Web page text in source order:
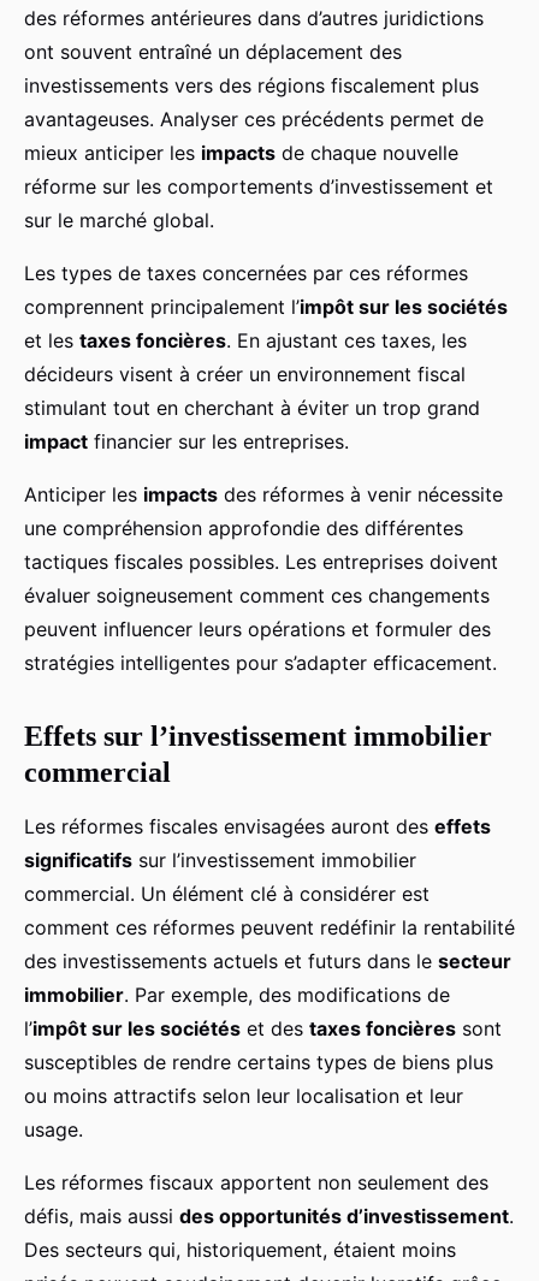
des réformes antérieures dans d’autres juridictions
ont souvent entraîné un déplacement des
investissements vers des régions fiscalement plus
avantageuses. Analyser ces précédents permet de
mieux anticiper les impacts de chaque nouvelle
réforme sur les comportements d’investissement et
sur le marché global.
Les types de taxes concernées par ces réformes
comprennent principalement l’impôt sur les sociétés
et les taxes foncières. En ajustant ces taxes, les
décideurs visent à créer un environnement fiscal
stimulant tout en cherchant à éviter un trop grand
impact financier sur les entreprises.
Anticiper les impacts des réformes à venir nécessite
une compréhension approfondie des différentes
tactiques fiscales possibles. Les entreprises doivent
évaluer soigneusement comment ces changements
peuvent influencer leurs opérations et formuler des
stratégies intelligentes pour s’adapter efficacement.
Effets sur l’investissement immobilier
commercial
Les réformes fiscales envisagées auront des effets
significatifs sur l’investissement immobilier
commercial. Un élément clé à considérer est
comment ces réformes peuvent redéfinir la rentabilité
des investissements actuels et futurs dans le secteur
immobilier. Par exemple, des modifications de
l’impôt sur les sociétés et des taxes foncières sont
susceptibles de rendre certains types de biens plus
ou moins attractifs selon leur localisation et leur
usage.
Les réformes fiscaux apportent non seulement des
défis, mais aussi des opportunités d’investissement.
Des secteurs qui, historiquement, étaient moins